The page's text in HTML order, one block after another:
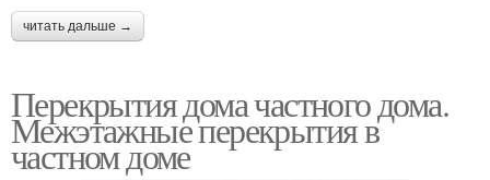
читать дальше →
Перекрытия дома частного дома.
Межэтажные перекрытия в
частном доме